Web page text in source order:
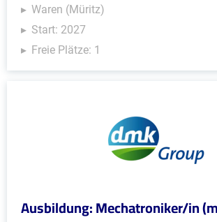
Waren (Müritz)
Start: 2027
Freie Plätze: 1
Ausbildung: Mechatroniker/in